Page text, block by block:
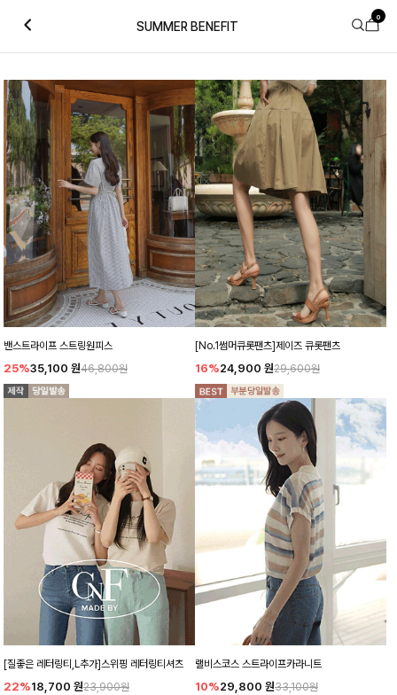
SUMMER BENEFIT
0
밴스트라이프 스트링원피스
25%35,100 원46,800원
[No.1썸머큐롯팬츠]제이즈 큐롯팬츠
16%24,900 원29,600원
[질좋은 레터링티,L추가]스위핑 레터링티셔츠
22%18,700 원23,900원
랠비스코스 스트라이프카라니트
10%29,800 원33,100원